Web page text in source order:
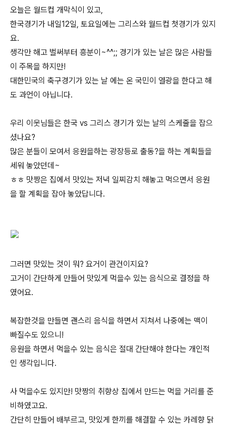
오늘은 월드컵 개막식이 있고,
한국경기가 내일12일, 토요일에는 그리스와 월드컵 첫경기가 있지
요.
생각만 해고 벌써부터 흥분이~^^;; 경기가 있는 날은 많은 사람들
이 주목을 하지만!
대한민국의 축구경기가 있는 날 에는 온 국민이 열광을 한다고 해
도 과언이 아닙니다.
우리 이웃님들은 한국 vs 그리스 경기가 있는 날의 스케줄을 잡으
셨나요?
많은 분들이 모여서 응원을하는 광장등로 출동?을 하는 계획들을
세워 놓았던데~
ㅎㅎ 맛짱은 집에서 맛있는 저녁 일찌감치 해놓고 먹으면서 응원
을 할 계획을 잡아 놓았답니다.
그러면 맛있는 것이 뭐? 요거이 관건이지요?
고거이 간단하게 만들어 맛있게 먹을수 있는 음식으로 결정을 하
였어요.
복잡한것을 만들면 괜스리 음식을 하면서 지쳐서 나중에는 맥이
빠질수도 있으니!
응원을 하면서 먹을수 있는 음식은 절대 간단해야 한다는 개인적
인 생각입니다.
사 먹을수도 있지만! 맛짱의 취향상 집에서 만드는 먹을 거리를 준
비하였고요.
간단히 만들어 배부르고, 맛있게 한끼를 해결할 수 있는 카레향 닭